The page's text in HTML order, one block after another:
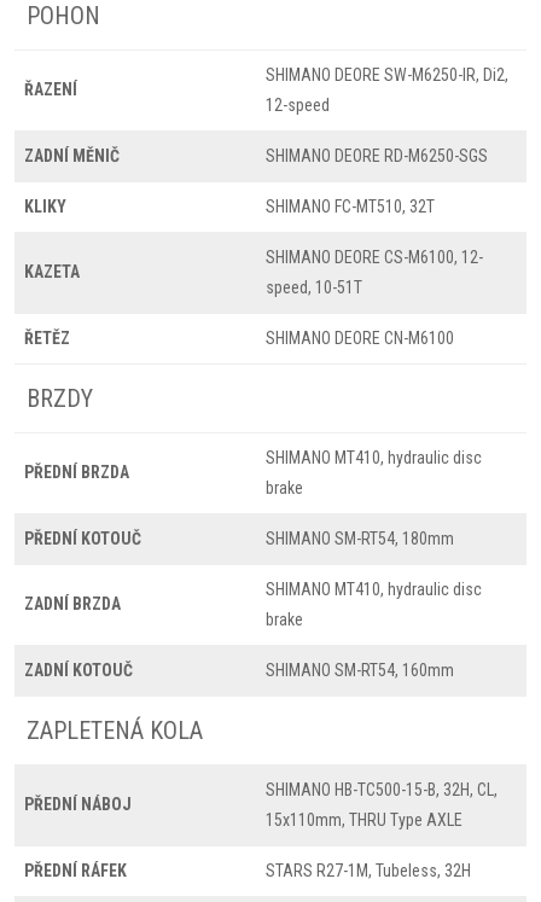
POHON
ŘAZENÍ
SHIMANO DEORE SW-M6250-IR, Di2,
12-speed
ZADNÍ MĚNIČ SHIMANO DEORE RD-M6250-SGS
KLIKY SHIMANO FC-MT510, 32T
KAZETA
SHIMANO DEORE CS-M6100, 12-
speed, 10-51T
ŘETĚZ SHIMANO DEORE CN-M6100
BRZDY
PŘEDNÍ BRZDA
SHIMANO MT410, hydraulic disc
brake
PŘEDNÍ KOTOUČ SHIMANO SM-RT54, 180mm
ZADNÍ BRZDA
SHIMANO MT410, hydraulic disc
brake
ZADNÍ KOTOUČ SHIMANO SM-RT54, 160mm
ZAPLETENÁ KOLA
PŘEDNÍ NÁBOJ
SHIMANO HB-TC500-15-B, 32H, CL,
15x110mm, THRU Type AXLE
PŘEDNÍ RÁFEK STARS R27-1M, Tubeless, 32H